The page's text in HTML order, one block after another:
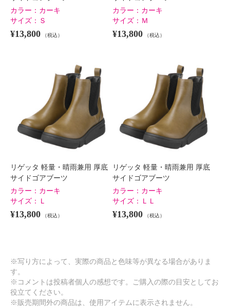
イドゴアブーツ
オーク
¥0
イドゴアブーツ
オーク Ｍ
¥0
カラー： カーキ
サイズ： Ｓ
¥13,800 （税込）
カラー： カーキ
サイズ： Ｍ
¥13,800 （税込）
リゲッタ 軽量・晴雨兼用 厚底
サイドゴアブーツ
カラー： カーキ
サイズ：
Ｌ
¥13,800 （税込）
リゲッタ 軽量・晴雨兼用 厚底
サイドゴアブーツ
カラー： カーキ
サイズ：
ＬＬ
¥13,800 （税込）
※写り方によって、実際の商品と色味等が異なる場合がありま
す。
※コメントは投稿者個人の感想です。ご購入の際の目安としてお
役立てください。
※販売期間外の商品は、使用アイテムに表示されません。